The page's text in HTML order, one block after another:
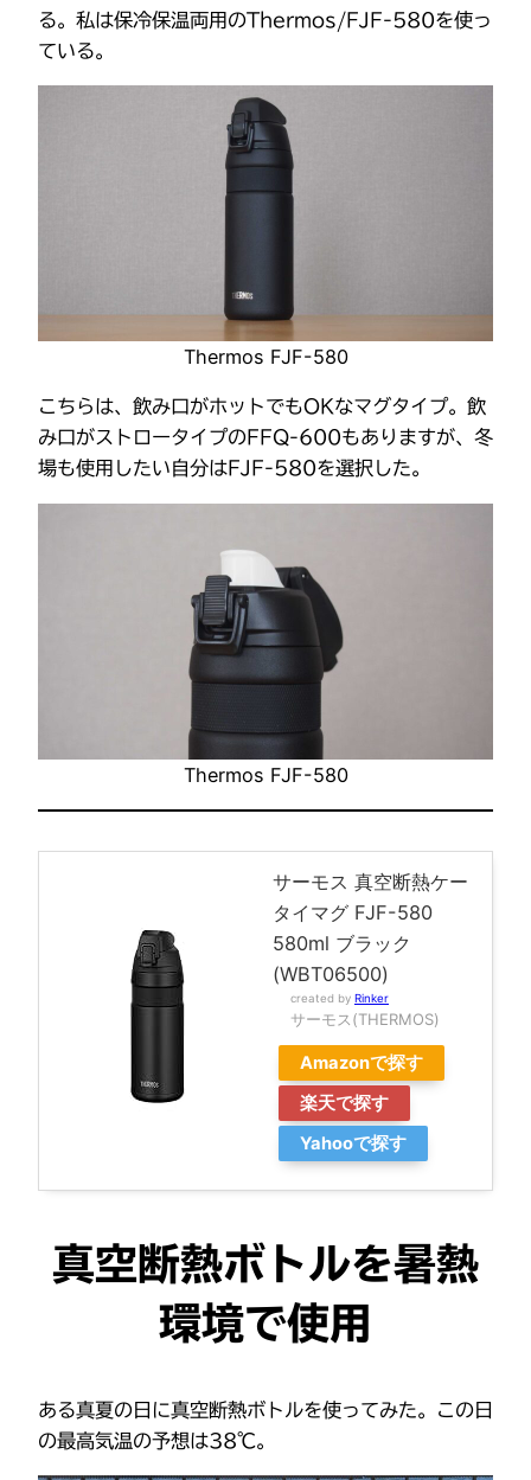
る。私は保冷保温両用のThermos/FJF-580を使っ
ている。
Thermos FJF-580
こちらは、飲み口がホットでもOKなマグタイプ。飲
み口がストロータイプのFFQ-600もありますが、冬
場も使用したい自分はFJF-580を選択した。
Thermos FJF-580
サーモス 真空断熱ケー
タイマグ FJF-580
580ml ブラック
(WBT06500)
created by Rinker
サーモス(THERMOS)
Amazonで探す
楽天で探す
Yahooで探す
真空断熱ボトルを暑熱
環境で使用
ある真夏の日に真空断熱ボトルを使ってみた。この日
の最高気温の予想は38℃。